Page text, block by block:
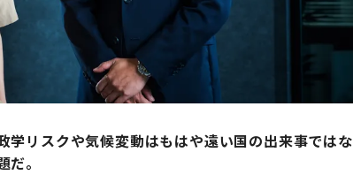
リスクや気候変動はもはや遠い国の出来事ではな
。